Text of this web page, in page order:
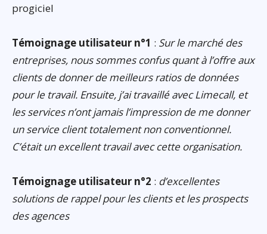
progiciel
Témoignage utilisateur n°1 : Sur le marché des
entreprises, nous sommes confus quant à l’offre aux
clients de donner de meilleurs ratios de données
pour le travail. Ensuite, j’ai travaillé avec Limecall, et
les services n’ont jamais l’impression de me donner
un service client totalement non conventionnel.
C’était un excellent travail avec cette organisation.
Témoignage utilisateur n°2 : d’excellentes
solutions de rappel pour les clients et les prospects
des agences